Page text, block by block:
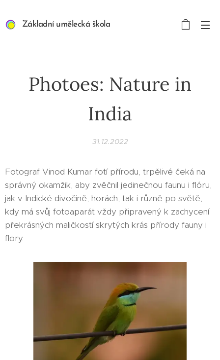
Základní umělecká škola
Photoes: Nature in
India
31.12.2022
Fotograf Vinod Kumar fotí přírodu, trpělivé čeká na
správný okamžik, aby zvěčnil jedinečnou faunu i flóru,
jak v Indické divočině, horách, tak i různě po světě,
kdy má svůj fotoaparát vždy připravený k zachycení
překrásných maličkostí skrytých krás přírody fauny i
flory.